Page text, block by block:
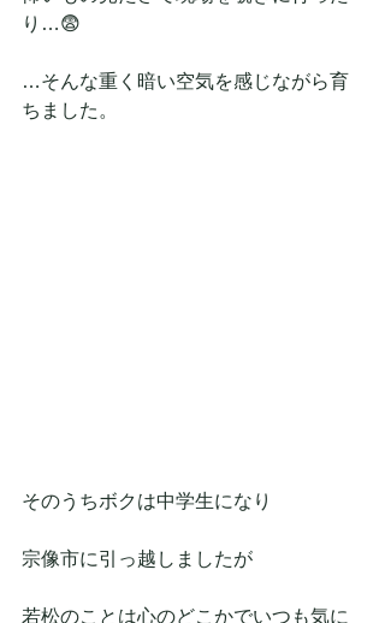
り…😨
…そんな重く暗い空気を感じながら育
ちました。
そのうちボクは中学生になり
宗像市に引っ越しましたが
若松のことは心のどこかでいつも気に